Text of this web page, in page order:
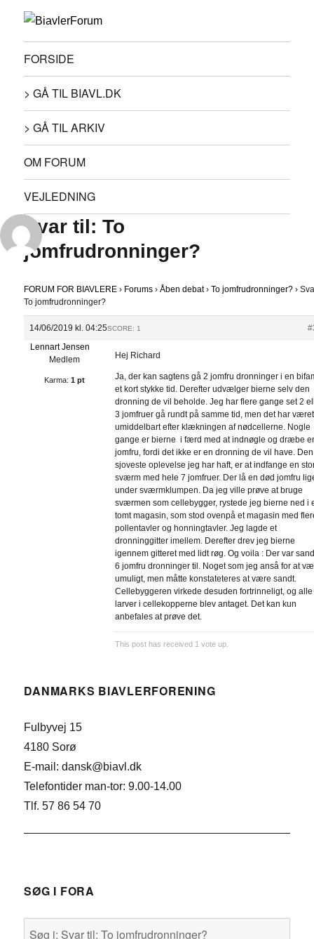
FORSIDE
> GÅ TIL BIAVL.DK
> GÅ TIL ARKIV
OM FORUM
VEJLEDNING
Svar til: To
jomfrudronninger?
FORUM FOR BIAVLERE › Forums › Åben debat › To jomfrudronninger? ›
To jomfrudronninger?
14/06/2019 kl. 04:25SCORE: 1
Lennart Jensen
Medlem
Karma: 1 pt
Hej Richard
Ja, der kan sagtens gå 2 jomfru dronninger i en
et kort stykke tid. Derefter udvælger bierne selv den
dronning de vil beholde. Jeg har flere gange set 2
3 jomfruer gå rundt på samme tid, men det har været
umiddelbart efter klækningen af nødcellerne. Nogle
gange er bierne i færd med at indnøgle og dræbe
jomfru, fordi det ikke er en dronning de vil have. Den
sjoveste oplevelse jeg har haft, er at indfange en
sværm med hele 7 jomfruer. Der lå en død jomfru
under sværmklumpen. Da jeg ville prøve at bruge
sværmen som cellebygger, rystede jeg bierne ned i
tomt magasin, som stod ovenpå et magasin med
pollentavler og honningtavler. Jeg lagde et
dronninggitter imellem. Derefter drev jeg bierne
igennem gitteret med lidt røg. Og voila : Der var
6 jomfru dronninger til. Noget som jeg anså for at
umuligt, men måtte konstateteres at være sandt.
Cellebyggeren virkede desuden fortrinneligt, og
larver i cellekopperne blev antaget. Det kan kun
anbefales at prøve det.
This post has received 1 vote up.
DANMARKS BIAVLERFORENING
Fulbyvej 15
4180 Sorø
E-mail: dansk@biavl.dk
Telefontider man-tor: 9.00-14.00
Tlf. 57 86 54 70
SØG I FORA